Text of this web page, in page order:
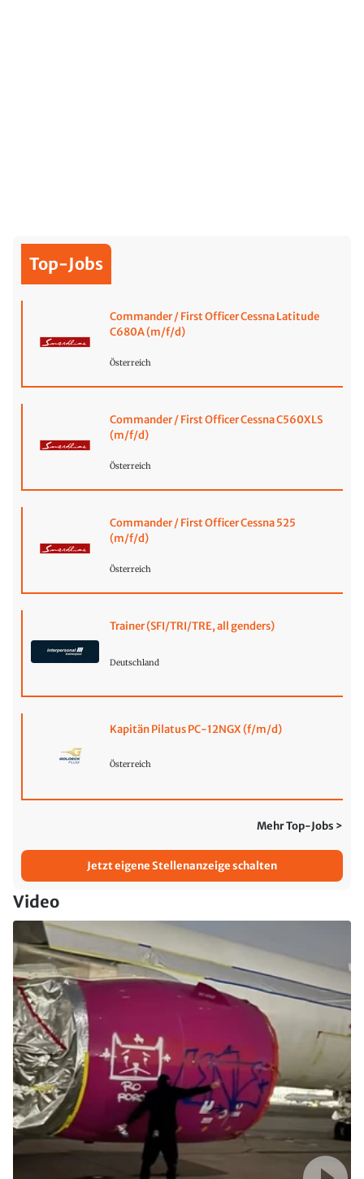
Top-Jobs
Commander / First Officer Cessna Latitude
C680A (m/f/d)
Österreich
Commander / First Officer Cessna C560XLS
(m/f/d)
Österreich
Commander / First Officer Cessna 525
(m/f/d)
Österreich
Trainer (SFI/TRI/TRE, all genders)
Deutschland
Kapitän Pilatus PC-12NGX (f/m/d)
Österreich
Mehr Top-Jobs >
Jetzt eigene Stellenanzeige schalten
Video